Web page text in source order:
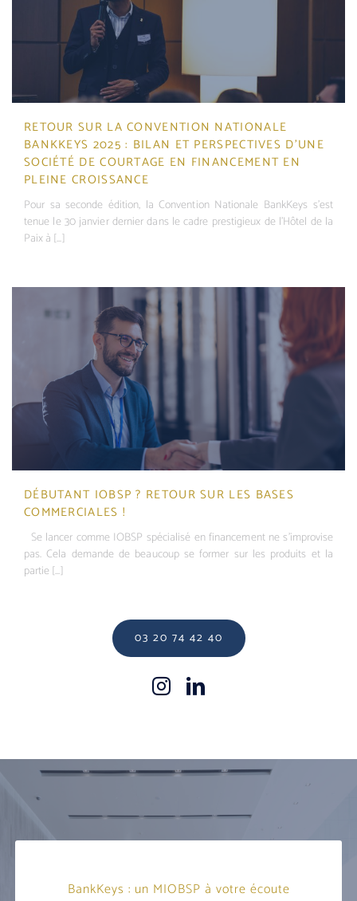
RETOUR SUR LA CONVENTION NATIONALE
BANKKEYS 2025 : BILAN ET PERSPECTIVES D’UNE
SOCIÉTÉ DE COURTAGE EN FINANCEMENT EN
PLEINE CROISSANCE
Pour sa seconde édition, la Convention Nationale BankKeys s'est
tenue le 30 janvier dernier dans le cadre prestigieux de l'Hôtel de la
Paix à [...]
DÉBUTANT IOBSP ? RETOUR SUR LES BASES
COMMERCIALES !
Se lancer comme IOBSP spécialisé en financement ne s’improvise
pas. Cela demande de beaucoup se former sur les produits et la
partie [...]
03 20 74 42 40
BankKeys : un MIOBSP à votre écoute